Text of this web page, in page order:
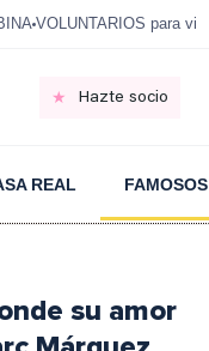
VOLUNTARIOS para
Hazte socio
REAL FAMOSOS
su amor